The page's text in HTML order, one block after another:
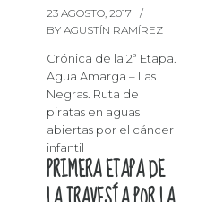
23 AGOSTO, 2017
BY AGUSTÍN RAMÍREZ
Crónica de la 2ª Etapa.
Agua Amarga – Las
Negras. Ruta de
piratas en aguas
abiertas por el cáncer
infantil
PRIMERA ETAPA DE